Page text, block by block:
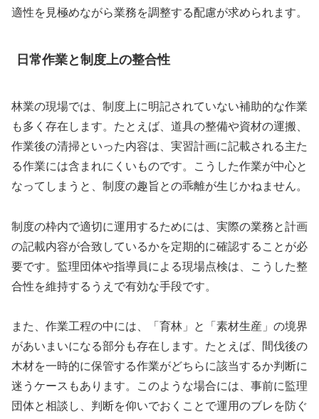
適性を見極めながら業務を調整する配慮が求められます。
日常作業と制度上の整合性
林業の現場では、制度上に明記されていない補助的な作業
も多く存在します。たとえば、道具の整備や資材の運搬、
作業後の清掃といった内容は、実習計画に記載される主た
る作業には含まれにくいものです。こうした作業が中心と
なってしまうと、制度の趣旨との乖離が生じかねません。
制度の枠内で適切に運用するためには、実際の業務と計画
の記載内容が合致しているかを定期的に確認することが必
要です。監理団体や指導員による現場点検は、こうした整
合性を維持するうえで有効な手段です。
また、作業工程の中には、「育林」と「素材生産」の境界
があいまいになる部分も存在します。たとえば、間伐後の
木材を一時的に保管する作業がどちらに該当するか判断に
迷うケースもあります。このような場合には、事前に監理
団体と相談し、判断を仰いでおくことで運用のブレを防ぐ